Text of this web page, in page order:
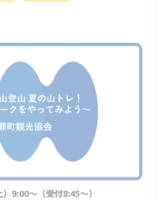
9:00～（受付8:45～）